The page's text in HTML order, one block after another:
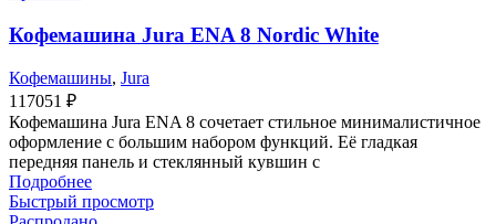
Кофемашина Jura ENA 8 Nordic White
Кофемашины, Jura
117051 ₽
Кофемашина Jura ENA 8 сочетает стильное минималистичное
оформление с большим набором функций. Её гладкая
передняя панель и стеклянный кувшин с
Подробнее
Быстрый просмотр